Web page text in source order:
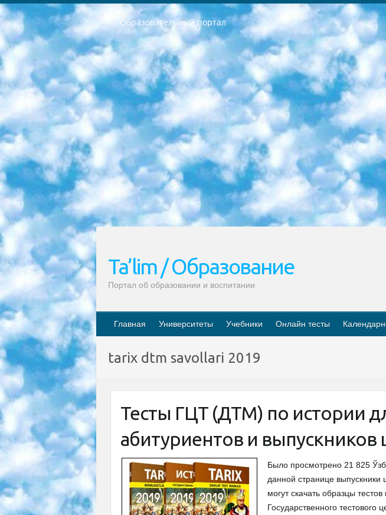
Образовательный портал
РЕСПУБЛИКА УЗБЕКИСТАН МИНИСТРЕРСТВО ДОШКОЛЬНОГО И ШКОЛЬНОГО ОБРАЗОВАНИЯ КОМАНДА в общеобразовательных учреждениях в 2023-2024 учебном году организация и проведение итоговой государственной аттестации обучающихся о Министра дошкольного и школьного образования Республики Узбекистан от 4 марта 2008 года (постановлением Минюста от 20 марта 2008 года № 1778 государственной регистрации) «Итоговое состояние учащихся общего среднего образования на основании положения об утверждении положения об аттестации общего среднего образования выпускной экзамен студентов в образовательных учреждениях в 2023-2024 учебном году В целях организации и прохождения аттестации приказываю: 1. Следующее: перечень предметов, по которым будет проводиться итоговая государственная аттестация и экзамен формы перевода согласно приложению 1; сертификаты международного образца, оценивающие уровень владения иностранными языками перечень согласно приложению 2; 2. Педагогический при специализированных образовательных учреждениях. научно-практический центр квалификации и международной оценки (Д.Давидова) 2024 г. До 25 марта: задания по предметам, по которым будет проводиться итоговая аттестация разработка и утверждение технических условий; итоговая аттестация на основании разработанного предметного задания разработка вопросов по предметам (устно и письменно), экзамен передача; общеобразовательные средние школы и специальные учебные заведения учащиеся выпускных классов школ и интернатов в агентской системе подготовка базы данных экзаменационных материалов и критериев оценки; перевод базы экзаменационных материалов на все языки обучения подать в Республиканский образовательный центр для изготовления; варианты экзаменов на основе разработанных контрольных материалов пусть будут поставлены задачи формирования. 3. Республиканский образовательный центр (Ш.Худайкулов) до 5 апреля 2024 года. до: база данных предоставленных экзаменационных материалов на все языки обучения перевод и экспертиза; для слепых, слабовидящих, глухих, слабослышащих и умственно отсталых детей учащиеся выпускных классов специализированных школ и школ-интернатов база данных экзаменационных материалов на всех преподаваемых языках подготовка критериев оценки; специализированные школы для умственно отсталых детей и технологии для учащихся выпускных классов школ-интернатов разработка соответствующих рекомендаций и критериев проведения ЕГЭ по естествознанию давать задания. 4. Педагогический при специализированных образовательных учреждениях. Научно-практический центр навыков и международной оценки (Д.Давидова), Республика образовательный центр (Худайкулов Ш.) итоговый государственный аттестационный экзамен ориентирован на творческое и логическое мышление при подготовке базы материалов учитывать введение заданий. 5. Следует отметить, что: сертификат государственного образца о знании общеобразовательного предмета и как минимум национальный уровень B1 по предметам на иностранных языках, указанным в Приложении 2. или международно признанный сертификат эквивалентного уровня студенты, изучающие определенный предмет, освобождаются от экзамена; по соответствующим предметам запланирована итоговая государственная аттестация за день до дня, путем жеребьевки Рабочей группой (в письменной форме по предметам, проводимым в форме) из числа сформированных вариантов выбрано 2 варианта; 2 выбранных варианта экзамена анонсированы на официальном сайте министерства и все выпускники по всей стране на основе этих вариантов проводит итоговую государственную аттестацию. 6. Государственное образование учащихся средних общеобразовательных учреждений. знания в соответствии с квалификационными требованиями, которые необходимо приобрести на основании стандартов итоговый (выпускной) контроль для 9 и 11 классов в целях тестирования Экзамены (далее – экзамены) состоят из предметов, перечисленных в приложении 1. будет сделано. 7. Экзамены пройдут с 26 мая по 15 июня 2024 г. (кроме науки физического воспитания). 8. Физическая для учащихся 9 классов общесредних образовательных учреждений. Экзамены по предмету «Образование, квалификация медицина» 1-6 мая 2024 года. сотрудники перевести под присмотр (с отклонениями в физическом или умственном развитии) специализированная школа для детей, школы-интернаты и со сколиозом школы-интернаты санаторного типа для больных детей исключены). 9. Он был слепым, слабовидящим и имел нарушения опорно-двигательного аппарата. экзамены в специализированных школах и интернатах для детей должны проводиться исходя из требований, предъявляемых к общеобразовательным учреждениям (физкультура кроме науки).
Ta’lim / Образование
Портал об образовании и воспитании
Главная Университеты Учебники Онлайн тесты
tarix dtm savollari 2019
Тесты ГЦТ (ДТМ) по истории
абитуриентов и выпускников
Было просмотрено 21 825
данной странице выпускники
могут скачать образцы
Государственного тестового